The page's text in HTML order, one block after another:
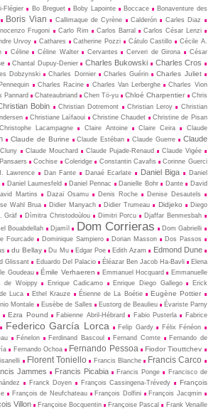
Flégier Bo Breguet Boby Lapointe Boccace
Bonaventure des
Boris Vian Callimaque de Cyrène Cal­derón
Carles Diaz
Frugoni Carlo Rim Carlos Barral
Carlos César Lenzi
Urvoy Cathares Catherine Pozzi Cátulo Castillo
Cécile A.
Céline Céline Walter Cervantes Cerveri de Girona
César
Chantal Dupuy-Denier Charles Bukowski Charles Cros
Dobzynski Charles Dornier Charles Guérin Charles Juliet
Charles Racine Charles Van Lerberghe
Charles Vion
Pannard Chateaubriand Chen Tö-yu Chloé Charpentier
Chris
Bobin Christian Dotremont Christian Leroy
Christian
Christiane Laïfaoui Christine Chaudet
Christine de Pisan
Christophe Lacampagne Claire Antoine Claire Ceira
Claude
Claude de Burine Claude Estéban Claude Guerre
Claude
Claude Mouchard Claude Pujade-Renaud
Claude Vigée
Cochise Coleridge Constantin Cavafis
Corinne Guerci
Lawrence Dan Fante Danaé Ecarlate Daniel Biga
Daniel
Daniel Laumesfeld Daniel Pennac Danielle Bohr Dante
David
Martins Dazaï Osamu Denis Roche Denise Desautels
Wahl Brua Didier Manyach Didier Trumeau Didjeko
Diego
Gräf Dìmitra Christodoùlou Dimitri Porcu
Djaffar Benmesbah
Bouabdellah Djamīl Dom Corrieras
Dom Gabrielli
Fourcade Dominique Sampiero Dorian Masson
Dos Passos
du Bellay Du Mu Edgar Poe Edith Azam
Edmond Dune
Glissant Eduardo Del Palacio Éléazar Ben Jacob Ha-Bavli
Elena
Goudeau Émile Verhaeren Emmanuel Hocquard
Emmanuelle
de Woippy Enrique Cadicamo Enrique Diego Gallego
Erick
Luca Ethel Krauze Étienne de La Boétie Eugène Pottier
Montale Eusèbe de Salles Eustorg de Beaulieu
Évariste Parny
Ezra Pound Fabienne Abril-Hébrard Fabio Pusterla
Fabrice
Federico García Lorca Felip Gardy
Félix Fénéon
Fénelon Ferdinand Bascoul Fernand Comte
Fernando de
Fernando Ochoa Fernando Pessoa Fiodor Tiouttchev
Florent Toniello Francis Blanche Francis Carco
Jammes Francis Picabia Francis Ponge
Francisco de
Franck Doyen François Cassingena-Trévedy
François
François de Neufchateau François Dolfini
François Jacqmin
Villon Françoise Bocquentin Françoise Pascal
Frank Venaille